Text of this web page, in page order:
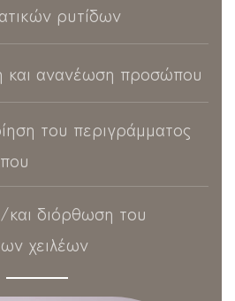
ρυτίδων
και ανανέωση προσώπου
του περιγράμματος
και διόρθωση του
χειλέων